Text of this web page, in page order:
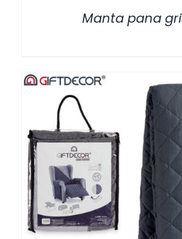
Manta pana
/